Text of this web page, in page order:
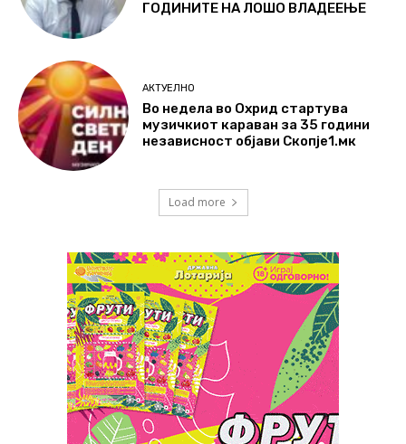
ГОДИНИТЕ НА ЛОШО ВЛАДЕЕЊЕ
АКТУЕЛНО
Во недела во Охрид стартува
музичкиот караван за 35 години
независност објави Скопје1.мк
Load more